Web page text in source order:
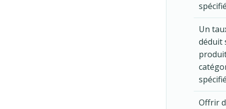
Un
déduit
Offrir